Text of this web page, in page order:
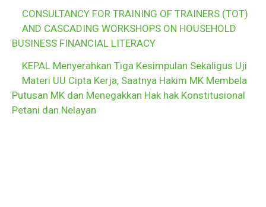
CONSULTANCY FOR TRAINING OF TRAINERS (TOT)
AND CASCADING WORKSHOPS ON HOUSEHOLD
BUSINESS FINANCIAL LITERACY
KEPAL Menyerahkan Tiga Kesimpulan Sekaligus Uji
Materi UU Cipta Kerja, Saatnya Hakim MK Membela
Putusan MK dan Menegakkan Hak hak Konstitusional
Petani dan Nelayan